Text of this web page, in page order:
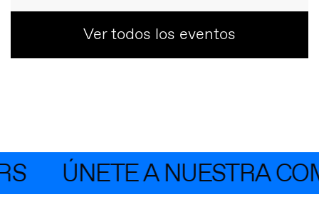
Ver todos los eventos
ÚNETE A NUESTRA